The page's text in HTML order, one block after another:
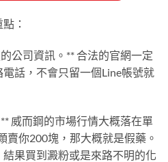
：
公司資訊。** 合法的官網一定
話，不會只留一個Line帳號就
威而鋼的市場行情大概落在單
賣你200塊，那大概就是假藥。
果買到澱粉或是來路不明的化